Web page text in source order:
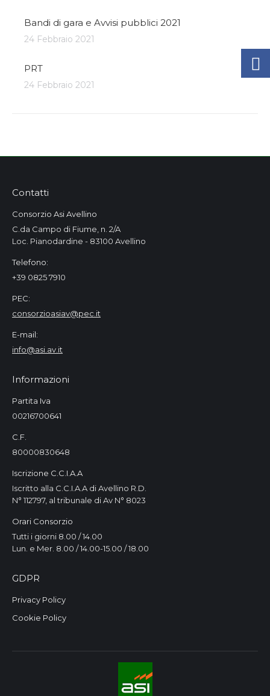
Bandi di gara e Avvisi pubblici 2021
24 Febbraio 2021
PRT
24 Febbraio 2021
Contatti
Consorzio Asi Avellino
C.da Campo di Fiume, n. 2/A
Loc. Pianodardine - 83100 Avellino
Telefono:
+39 0825 7910
PEC:
consorzioasiav@pec.it
E-mail:
info@asi.av.it
Informazioni
Partita Iva
00216700641
C.F.
80000830648
Iscrizione C.C.I.A.A
Iscritto alla C.C.I.A.A di Avellino R.D.
N° 112797, al tribunale di Av N° 8023
Orari Consorzio
Tutti i giorni 8.00 / 14.00
Lun. e Mer. 8.00 / 14.00-15.00 / 18.00
GDPR
Privacy Policy
Cookie Policy